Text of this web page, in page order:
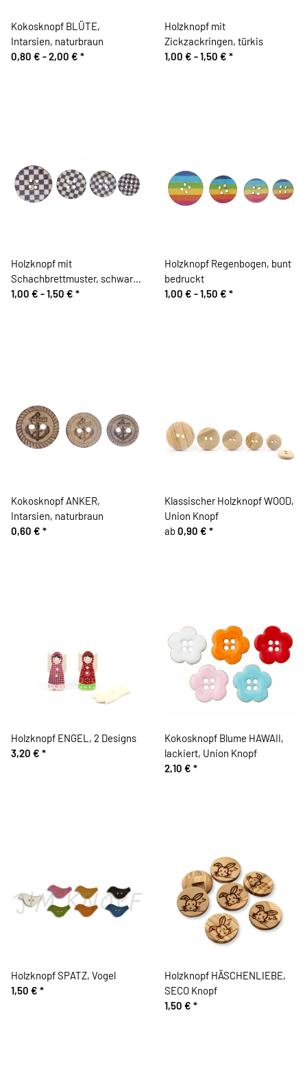
Kokosknopf BLÜTE,
Intarsien, naturbraun
0,80 € -2,00 € *
Holzknopf mit
Zickzackringen, türkis
1,00 € -1,50 € *
Holzknopf mit
Schachbrettmuster, schwarz-
weiß
1,00 € -1,50 € *
Holzknopf Regenbogen, bunt
bedruckt
1,00 € -1,50 € *
Kokosknopf ANKER,
Intarsien, naturbraun
0,60 € *
Klassischer Holzknopf WOOD,
Union Knopf
ab0,90 € *
Holzknopf ENGEL, 2 Designs
3,20 € *
Kokosknopf Blume HAWAII,
lackiert, Union Knopf
2,10 € *
Holzknopf SPATZ, Vogel
1,50 € *
Holzknopf HÄSCHENLIEBE,
SECO Knopf
1,50 € *